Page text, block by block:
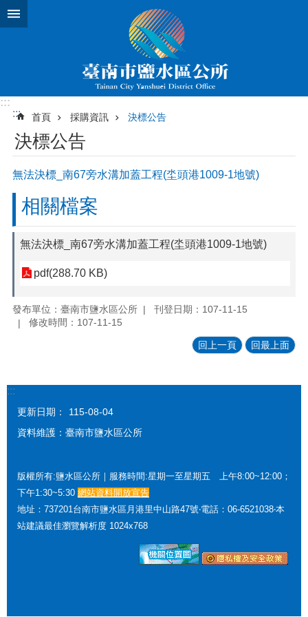
跳到主要內容區塊
:::
:::
首頁 採購資訊 決標公告
決標公告
無法決標_南67旁水溝加蓋工程(坔頭港1009-1地號)
相關檔案
無法決標_南67旁水溝加蓋工程(坔頭港1009-1地號)
pdf(288.70 KB)
發布單位：臺南市鹽水區公所
刊登日期：107-11-15
修改時間：107-11-15
回上一頁 回最上面
:::
更新日期：
115-08-04
資料維護：臺南市鹽水區公所
版權所有:鹽水區公所｜服務時間:星期一至星期五 上午8:00~12:00；
下午1:30~5:30 網站資料開放宣告
地址：737201台南市鹽水區月港里中山路47號‧電話：06-6521038‧本
站建議最佳瀏覽解析度 1024x768